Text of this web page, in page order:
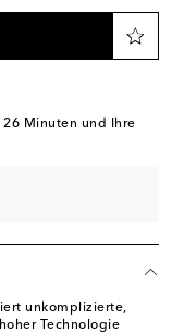
26 Minuten und Ihre
unkomplizierte,
Technologie